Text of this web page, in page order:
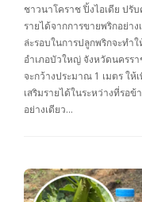
ชาวนาโคราช ปิ้งไอเดีย ปรั
รายได้จากการขายพริกอย่า
ล่ะรอบในการปลูกพริกจะทำ
อำเภอบัวใหญ่ จังหวัดนครร
จะกว้างประมาณ 1 เมตร ใ
เสริมรายได้ในระหว่างที่รอข้
อย่างเดียว…